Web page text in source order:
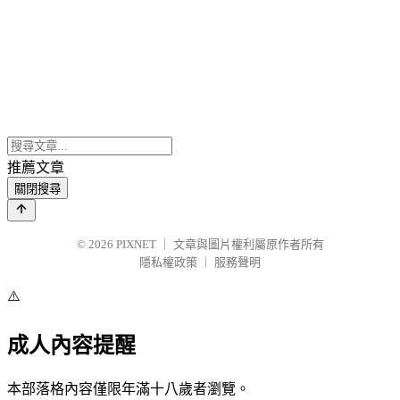
推薦文章
關閉搜尋
© 2026 PIXNET
文章與圖片權利屬原作者所有
隱私權政策
服務聲明
⚠️
成人內容提醒
本部落格內容僅限年滿十八歲者瀏覽。